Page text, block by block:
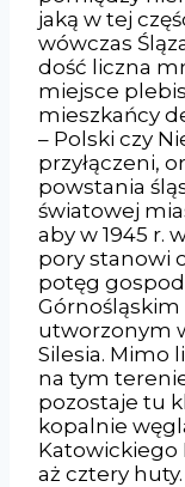
jaką w tej
wówczas
dość liczna
miejsce
mieszkańcy
– Polski czy
przyłączeni,
powstania
światowej
aby w 1945 r.
pory stanowi
potęg
Górnośląskim
utworzonym
Silesia. Mimo
na tym
pozostaje tu
kopalnie
Katowickiego
aż cztery huty.